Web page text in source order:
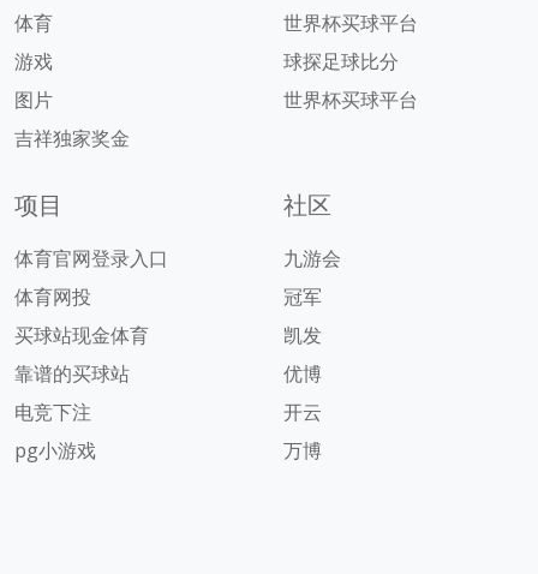
体育
游戏
图片
吉祥独家奖金
世界杯买球平台
球探足球比分
世界杯买球平台
项目
体育官网登录入口
体育网投
买球站现金体育
靠谱的买球站
电竞下注
pg小游戏
社区
九游会
冠军
凯发
优博
开云
万博